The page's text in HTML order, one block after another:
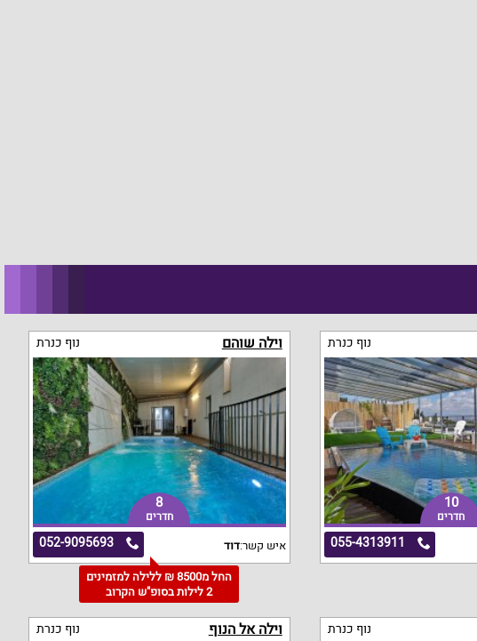
נוף כנרת
10
חדרים
055-4313911
וילה שוהם נוף כנרת
8
חדרים
052-9095693 איש קשר:דוד
החל מ8500 ₪ ללילה למזמינים
2 לילות בסופ"ש הקרוב
נוף כנרת וילה אל הנוף נוף כנרת